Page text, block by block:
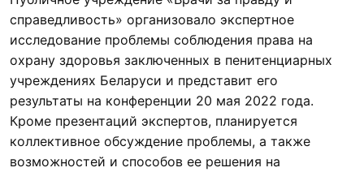
справедливость» организовало экспертное
исследование проблемы соблюдения права на
охрану здоровья заключенных в пенитенциарных
учреждениях Беларуси и представит его
результаты на конференции 20 мая 2022 года.
Кроме презентаций экспертов, планируется
коллективное обсуждение проблемы, а также
возможностей и способов ее решения на